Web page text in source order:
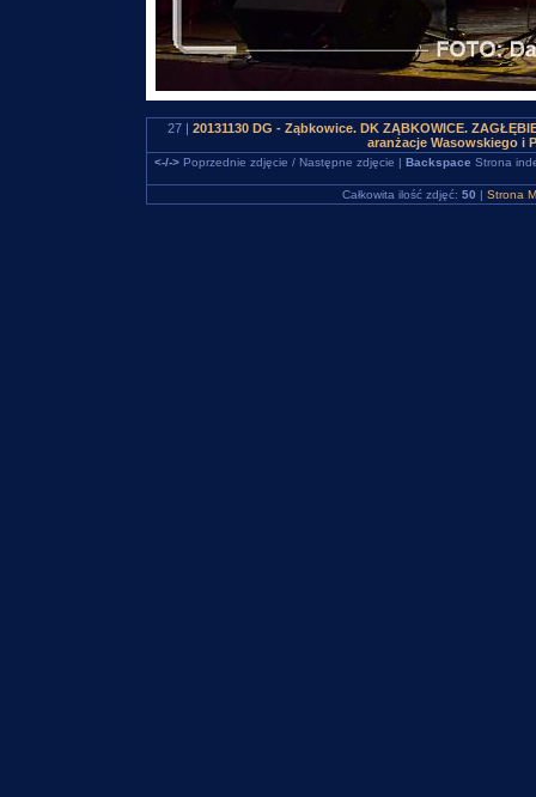
27 | 20131130 DG - Ząbkowice. DK ZĄBKOWICE.
aranżacje Wasowskiego i
<-/->Poprzednie zdjęcie / Następne zdjęcie | Backspace Strona
Całkowita ilość zdjęć: 50 | Strona